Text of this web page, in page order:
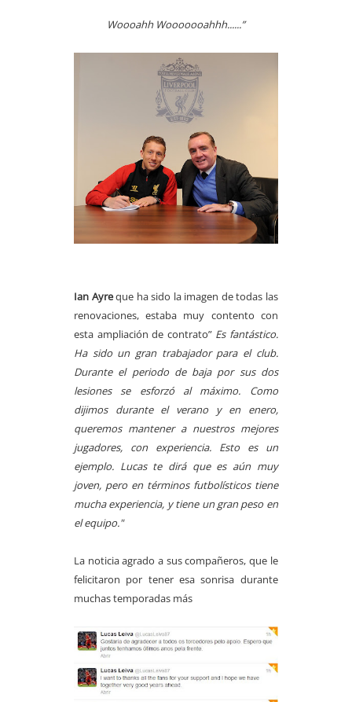
Woooahh Wooooooahhh......”
Ian Ayreque ha sido la imagen de todas las
renovaciones, estaba muy contento con
esta ampliación de contrato” Es fantástico.
Ha sido un gran trabajador para el club.
Durante el periodo de baja por sus dos
lesiones se esforzó al máximo. Como
dijimos durante el verano y en enero,
queremos mantener a nuestros mejores
jugadores, con experiencia. Esto es un
ejemplo. Lucas te dirá que es aún muy
joven, pero en términos futbolísticos tiene
mucha experiencia, y tiene un gran peso en
el equipo."
La noticia agrado a sus compañeros, que le
felicitaron por tener esa sonrisa durante
muchas temporadas más